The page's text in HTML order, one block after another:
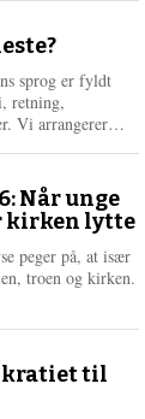
sprog er fyldt
retning,
Vi arrangerer…
r
e
Når unge
kirken lytte
peger på, at især
troen og kirken.
til